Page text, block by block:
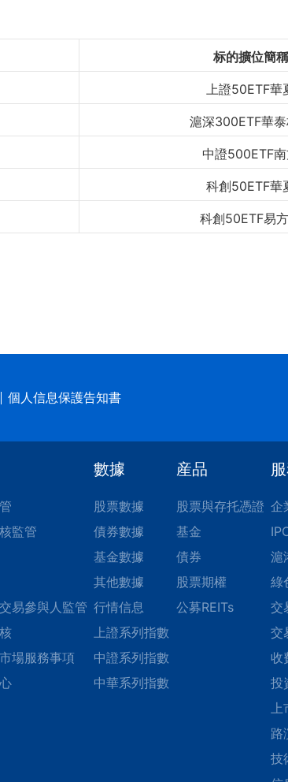
标的擴位簡稱
上證50ETF華
滬深300ETF華
中證500ETF
科創50ETF華
科創50ETF易
個人信息保護告知書
監管
易參與人監管
場服務事項
數據
股票數據
債券數據
基金數據
其他數據
行情信息
上證系列指數
中證系列指數
中華系列指數
産品
股票與存托憑證
基金
債券
股票期權
公募REITs
企
滬
綠
交
交
收
投
上
路
技